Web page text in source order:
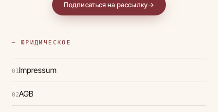
Подписаться на рассылку→
— ЮРИДИЧЕСКОЕ
01Impressum
02AGB